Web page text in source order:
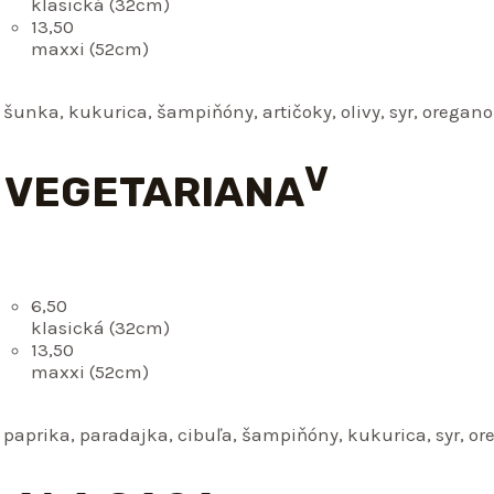
13,50
maxxi (52cm)
kukurica, šampiňóny, artičoky, olivy, syr, oregano
VEGETARIANAV
6,50
klasická (32cm)
13,50
maxxi (52cm)
paradajka, cibuľa, šampiňóny, kukurica, syr,